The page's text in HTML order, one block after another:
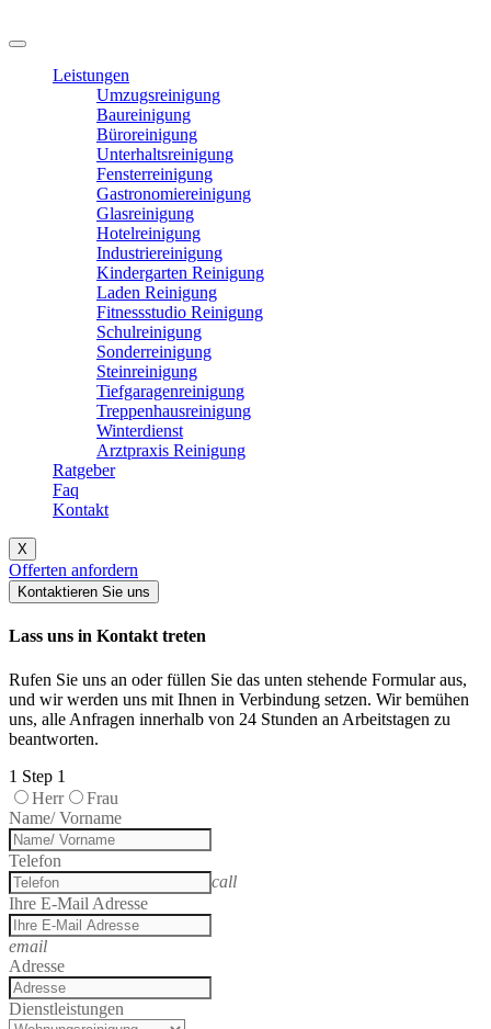
Leistungen
Umzugsreinigung
Baureinigung
Büroreinigung
Unterhaltsreinigung
Fensterreinigung
Gastronomiereinigung
Glasreinigung
Hotelreinigung
Industriereinigung
Kindergarten Reinigung
Laden Reinigung
Fitnessstudio Reinigung
Schulreinigung
Sonderreinigung
Steinreinigung
Tiefgaragenreinigung
Treppenhausreinigung
Winterdienst
Arztpraxis Reinigung
Ratgeber
Faq
Kontakt
X
Offerten anfordern
Kontaktieren Sie uns
Lass uns in Kontakt treten
Rufen Sie uns an oder füllen Sie das unten stehende Formular aus,
und wir werden uns mit Ihnen in Verbindung setzen. Wir bemühen
uns, alle Anfragen innerhalb von 24 Stunden an Arbeitstagen zu
beantworten.
1 Step 1
Herr
Frau
Name/ Vorname
Telefon
call
Ihre E-Mail Adresse
email
Adresse
Dienstleistungen